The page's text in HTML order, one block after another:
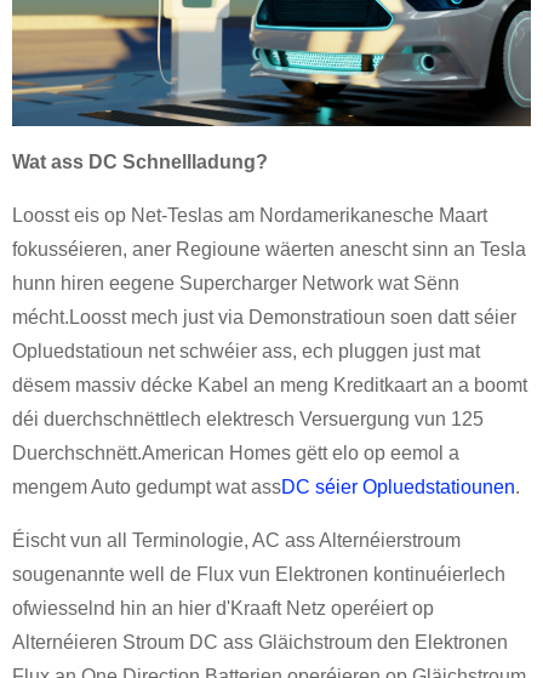
Wat ass DC Schnellladung?
Loosst eis op Net-Teslas am Nordamerikanesche Maart
fokusséieren, aner Regioune wäerten anescht sinn an Tesla
hunn hiren eegene Supercharger Network wat Sënn
mécht.Loosst mech just via Demonstratioun soen datt séier
Opluedstatioun net schwéier ass, ech pluggen just mat
dësem massiv décke Kabel an meng Kreditkaart an a boomt
déi duerchschnëttlech elektresch Versuergung vun 125
Duerchschnëtt.American Homes gëtt elo op eemol a
mengem Auto gedumpt wat assDC séier Opluedstatiounen.
Éischt vun all Terminologie, AC ass Alternéierstroum
sougenannte well de Flux vun Elektronen kontinuéierlech
ofwiesselnd hin an hier d'Kraaft Netz operéiert op
Alternéieren Stroum DC ass Gläichstroum den Elektronen